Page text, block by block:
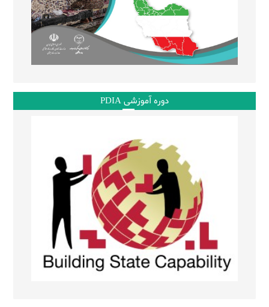
دوره آموزشی PDIA